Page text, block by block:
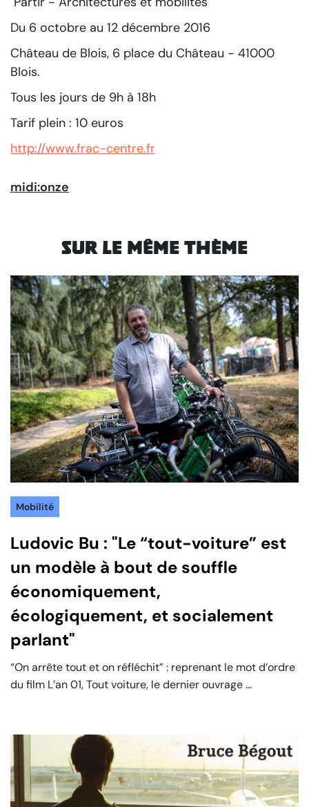
Du 6 octobre au 12 décembre 2016
Château de Blois, 6 place du Château - 41000
Blois.
Tous les jours de 9h à 18h
Tarif plein : 10 euros
http://www.frac-centre.fr
midi:onze
Sur le même thème
Mobilité
Ludovic Bu : "Le “tout-voiture” est
un modèle à bout de souffle
économiquement,
écologiquement, et socialement
parlant"
“On arrête tout et on réfléchit” : reprenant le mot d’ordre
du film L’an 01, Tout voiture, le dernier ouvrage ...